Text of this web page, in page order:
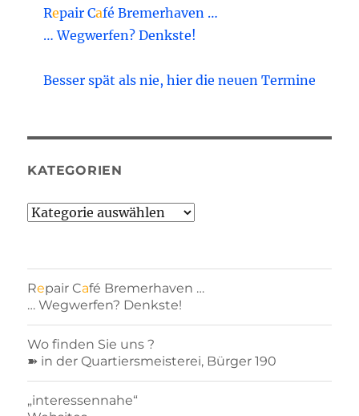
Repair Café Bremerhaven …
… Wegwerfen? Denkste!
Besser spät als nie, hier die neuen Termine
KATEGORIEN
Kategorien
Repair Café Bremerhaven …
… Wegwerfen? Denkste!
Wo finden Sie uns ?
➽ in der Quartiersmeisterei, Bürger 190
„interessennahe“